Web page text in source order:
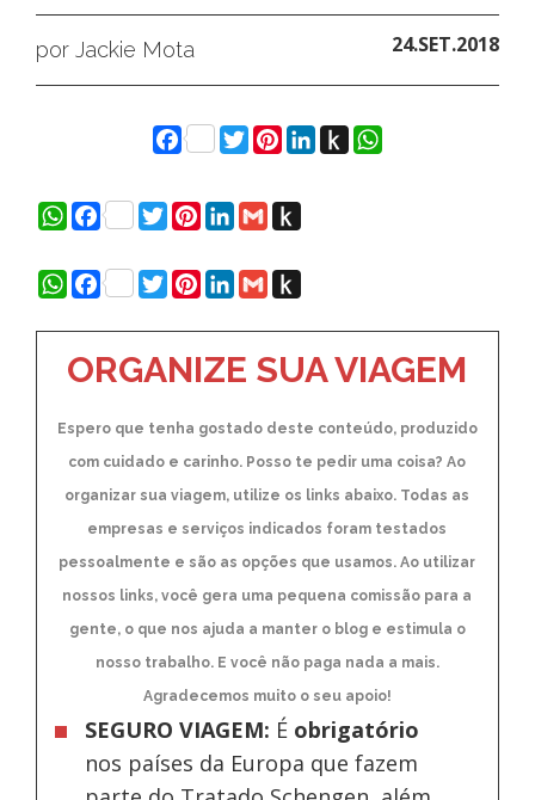
por Jackie Mota 24.SET.2018
Facebook
Twitter
Pinterest
LinkedIn
Push
to
WhatsApp
WhatsApp
Facebook
Twitter
Pinterest
LinkedIn
GmailPush
Kindle
WhatsApp
Facebook
Twitter
Pinterest
LinkedIn
GmailPush
to
Kindle
ORGANIZE SUA VIAGEM
Espero que tenha gostado deste conteúdo, produzido
com cuidado e carinho. Posso te pedir uma coisa? Ao
organizar sua viagem, utilize os links abaixo. Todas as
empresas e serviços indicados foram testados
pessoalmente e são as opções que usamos. Ao utilizar
nossos links, você gera uma pequena comissão para a
gente, o que nos ajuda a manter o blog e estimula o
nosso trabalho. E você não paga nada a mais.
Agradecemos muito o seu apoio!
SEGURO VIAGEM: É obrigatório
nos países da Europa que fazem